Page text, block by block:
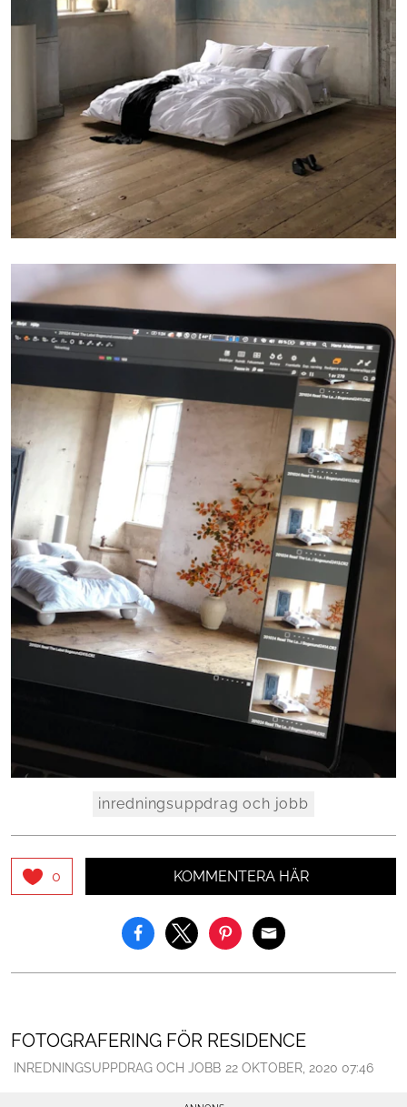
inredningsuppdrag och jobb
0 KOMMENTERA HÄR
FOTOGRAFERING FÖR RESIDENCE
INREDNINGSUPPDRAG OCH JOBB 22 OKTOBER, 2020 07:46